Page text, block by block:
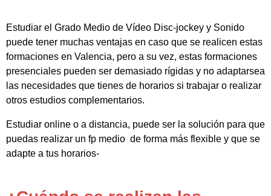
Estudiar el Grado Medio de Vídeo Disc-jockey y Sonido
puede tener muchas ventajas en caso que se realicen estas
formaciones en Valencia, pero a su vez, estas formaciones
presenciales pueden ser demasiado rígidas y no adaptarsea
las necesidades que tienes de horarios si trabajar o realizar
otros estudios complementarios.
Estudiar online o a distancia, puede ser la solución para que
puedas realizar un fp medio de forma más flexible y que se
adapte a tus horarios-